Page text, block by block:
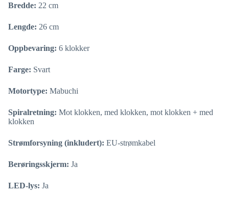
Bredde: 22 cm
Lengde: 26 cm
Oppbevaring: 6 klokker
Farge: Svart
Motortype: Mabuchi
Spiralretning: Mot klokken, med klokken, mot klokken + med
klokken
Strømforsyning (inkludert): EU-strømkabel
Berøringsskjerm: Ja
LED-lys: Ja